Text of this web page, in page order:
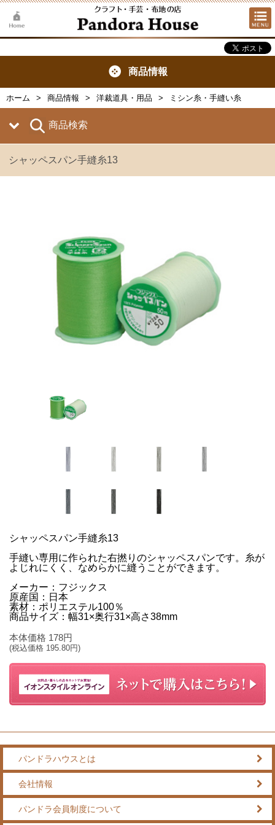
商品情報
ホーム 商品情報 洋裁道具・用品 ミシン糸・手縫い糸
商品検索
シャッペスパン手縫糸13
シャッペスパン手縫糸13
手縫い専用に作られた右撚りのシャッペスパンです。糸が
よじれにくく、なめらかに縫うことができます。
メーカー：フジックス
原産国：日本
素材：ポリエステル100％
商品サイズ：幅31×奥行31×高さ38mm
本体価格 178円
(税込価格 195.80円)
パンドラハウスとは
会社情報
パンドラ会員制度について